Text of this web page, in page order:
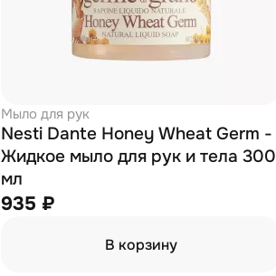
Мыло для рук
Nesti Dante Honey Wheat Germ -
Жидкое мыло для рук и тела 300
мл
935 ₽
В корзину